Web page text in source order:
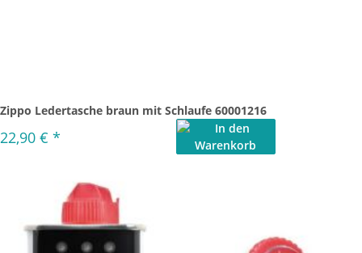
Zippo Ledertasche braun mit Schlaufe 60001216
22,90 € *